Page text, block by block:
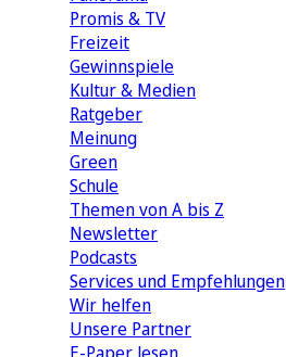
Promis & TV
Freizeit
Gewinnspiele
Kultur & Medien
Ratgeber
Meinung
Green
Schule
Themen von A bis Z
Newsletter
Podcasts
Services und Empfehlungen
Wir helfen
Unsere Partner